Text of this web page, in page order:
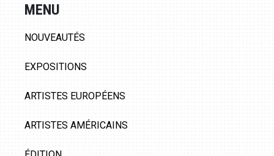
MENU
NOUVEAUTÉS
EXPOSITIONS
ARTISTES EUROPÉENS
ARTISTES AMÉRICAINS